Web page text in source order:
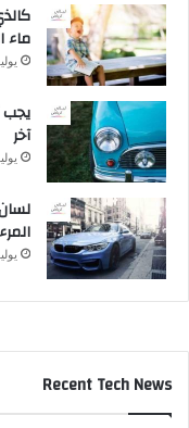
ماء
يوليو 3,
يجب
آخر
يوليو 3,
يوليو 3,
Recent Tech News